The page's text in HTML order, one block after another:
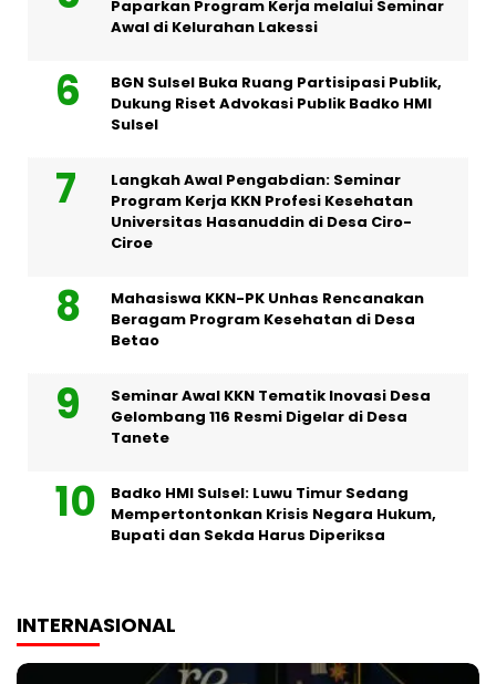
Paparkan Program Kerja melalui Seminar
Awal di Kelurahan Lakessi
BGN Sulsel Buka Ruang Partisipasi Publik,
Dukung Riset Advokasi Publik Badko HMI
Sulsel
Langkah Awal Pengabdian: Seminar
Program Kerja KKN Profesi Kesehatan
Universitas Hasanuddin di Desa Ciro-
Ciroe
Mahasiswa KKN-PK Unhas Rencanakan
Beragam Program Kesehatan di Desa
Betao
Seminar Awal KKN Tematik Inovasi Desa
Gelombang 116 Resmi Digelar di Desa
Tanete
Badko HMI Sulsel: Luwu Timur Sedang
Mempertontonkan Krisis Negara Hukum,
Bupati dan Sekda Harus Diperiksa
INTERNASIONAL